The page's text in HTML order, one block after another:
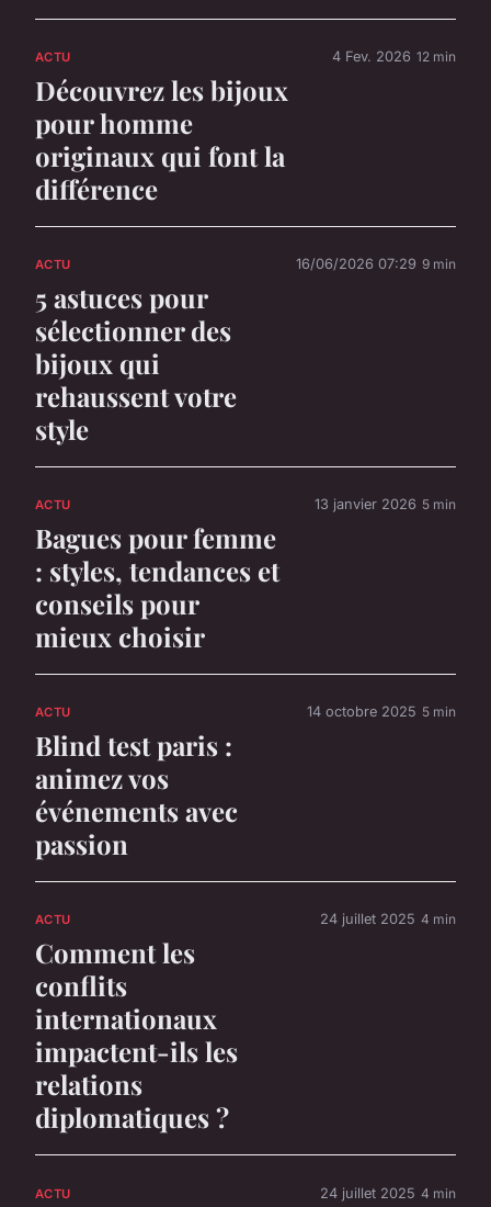
ACTU
Découvrez les bijoux
pour homme
originaux qui font la
différence
4 Fev. 2026 12 min
ACTU
5 astuces pour
sélectionner des
bijoux qui
rehaussent votre
style
16/06/2026 07:29 9 min
ACTU
Bagues pour femme
: styles, tendances et
conseils pour
mieux choisir
13 janvier 2026 5 min
ACTU
Blind test paris :
animez vos
événements avec
passion
14 octobre 2025 5 min
ACTU
Comment les
conflits
internationaux
impactent-ils les
relations
diplomatiques ?
24 juillet 2025 4 min
ACTU 24 juillet 2025 4 min